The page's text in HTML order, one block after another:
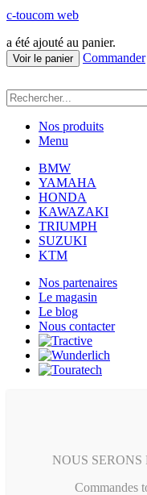
c-toucom web
a été ajouté au panier.
Voir le panier Commander
Nos produits
Menu
BMW
YAMAHA
HONDA
KAWAZAKI
TRIUMPH
SUZUKI
KTM
Nos partenaires
Le magasin
Le blog
Nous contacter
NOUS SERONS
Commandes